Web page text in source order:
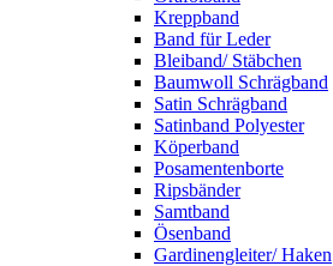
Kreppband
Band für Leder
Bleiband/ Stäbchen
Baumwoll Schrägband
Satin Schrägband
Satinband Polyester
Köperband
Posamentenborte
Ripsbänder
Samtband
Ösenband
Gardinengleiter/ Haken